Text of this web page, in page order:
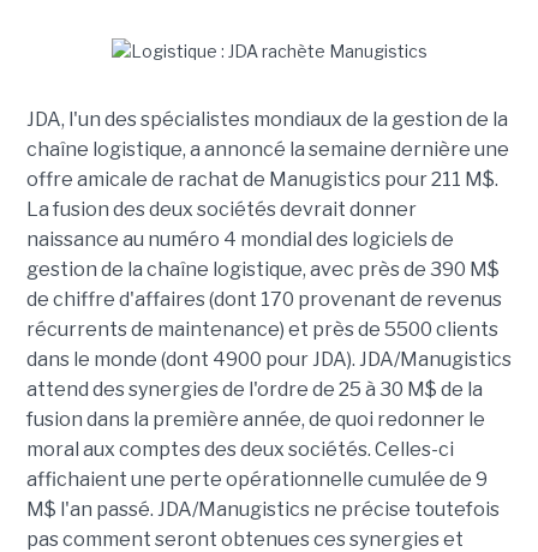
JDA, l'un des spécialistes mondiaux de la gestion de la
chaîne logistique, a annoncé la semaine dernière une
offre amicale de rachat de Manugistics pour 211 M$.
La fusion des deux sociétés devrait donner
naissance au numéro 4 mondial des logiciels de
gestion de la chaîne logistique, avec près de 390 M$
de chiffre d'affaires (dont 170 provenant de revenus
récurrents de maintenance) et près de 5500 clients
dans le monde (dont 4900 pour JDA). JDA/Manugistics
attend des synergies de l'ordre de 25 à 30 M$ de la
fusion dans la première année, de quoi redonner le
moral aux comptes des deux sociétés. Celles-ci
affichaient une perte opérationnelle cumulée de 9
M$ l'an passé. JDA/Manugistics ne précise toutefois
pas comment seront obtenues ces synergies et